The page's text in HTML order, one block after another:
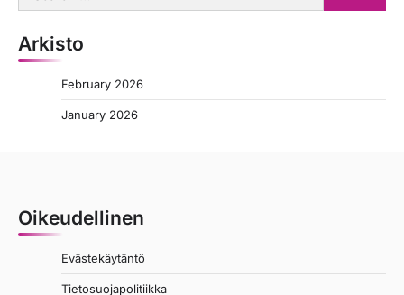
for:
Arkisto
February 2026
January 2026
Oikeudellinen
Evästekäytäntö
Tietosuojapolitiikka